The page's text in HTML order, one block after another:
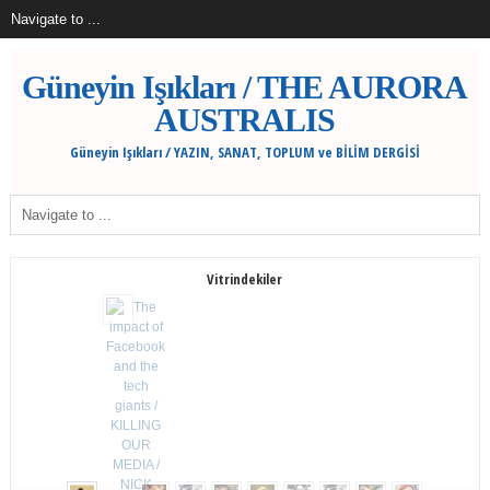
Güneyin Işıkları / THE AURORA
AUSTRALIS
Güneyin Işıkları / YAZIN, SANAT, TOPLUM ve BİLİM DERGİSİ
Vitrindekiler